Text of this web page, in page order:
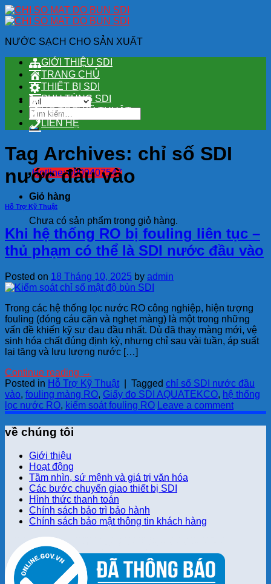
Skip
to
NƯỚC SẠCH CHO SẢN XUẤT
Tìm
kiếm:
Hotline: 0909407547
Giỏ hàng
Chưa có sản phẩm trong giỏ hàng.
GIỚI THIỆU SDI
TRANG CHỦ
THIẾT BỊ SDI
PHỤ TÙNG SDI
HỖ TRỢ KỸ THUẬT
LIÊN HỆ
Tag Archives: chỉ số SDI
nước đầu vào
Hỗ Trợ Kỹ Thuật
Khi hệ thống RO bị fouling liên tục –
thủ phạm có thể là SDI nước đầu vào
Posted on 18 Tháng 10, 2025 by admin
Trong các hệ thống lọc nước RO công nghiệp, hiện tượng
fouling (đóng cáu cặn và nghẹt màng) là một trong những
vấn đề khiến kỹ sư đau đầu nhất. Dù đã thay màng mới, vệ
sinh hóa chất đúng định kỳ, nhưng chỉ sau vài tuần, áp suất
lại tăng và lưu lượng nước […]
Continue reading →
Posted in Hỗ Trợ Kỹ Thuật Tagged chỉ số SDI nước đầu
vào, fouling màng RO, Giấy đo SDI AQUATEKCO, hệ thống
lọc nước RO, kiểm soát fouling RO Leave a comment
về chúng tôi
Giới thiệu
Hoạt động
Tầm nhìn, sứ mệnh và giá trị văn hóa
Các bước chuyển giao thiết bị SDI
Hình thức thanh toán
Chính sách bảo trì bảo hành
Chính sách bảo mật thông tin khách hàng